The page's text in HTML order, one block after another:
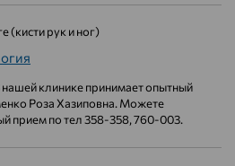
(кисти рук и ног)
нашей клинике принимает опытный
Роза Хазиповна. Можете
прием по тел 358-358, 760-003.